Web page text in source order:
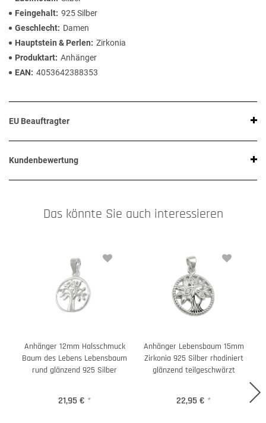
Feingehalt 925 Silber
Geschlecht
Damen
Hauptstein & Perlen
Zirkonia
Produktart Anhänger
EAN
4053642388353
EU Beauftragter
Kundenbewertung
Das könnte Sie auch interessieren
Anhänger 12mm Halsschmuck
Baum des Lebens Lebensbaum
rund glänzend 925 Silber
21,95 € *
Anhänger Lebensbaum 15mm
Zirkonia 925 Silber rhodiniert
glänzend teilgeschwärzt
22,95 € *